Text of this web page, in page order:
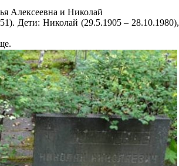
Алексеевна и Николай
Дети: Николай (29.5.1905 – 28.10.1980),